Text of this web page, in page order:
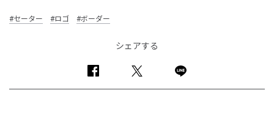
#セーター #ロゴ #ボーダー
シェアする